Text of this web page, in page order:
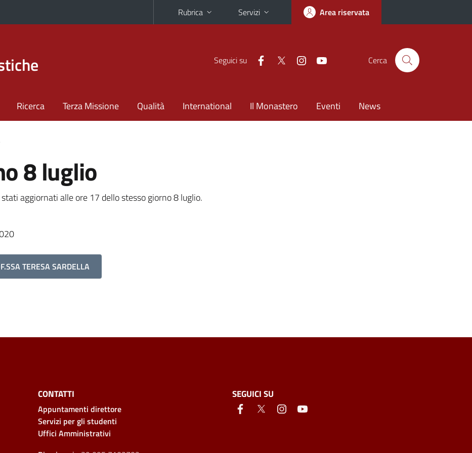
Rubrica Servizi Area riservata
Seguici su Cerca
Ricerca Terza Missione Qualità International Il Monastero Eventi News
8 luglio
aggiornati alle ore 17 dello stesso giorno 8 luglio.
TERESA SARDELLA
CONTATTI
Appuntamenti direttore
Servizi per gli studenti
Uffici Amministrativi
SEGUICI SU